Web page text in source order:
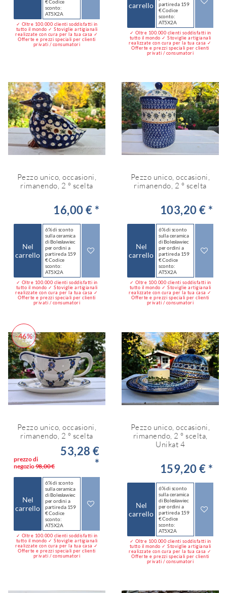
€ Codice
sconto:
AT5X2A
✓ Oltre 100.000 clienti soddisfatti in
tutto il mondo ✓ Stoviglie artigianali
realizzate con cura per la tua casa ✓
Offerte e prezzi speciali per clienti
privati / consumatori
carrello
partire da 159
€ Codice
sconto:
AT5X2A
✓ Oltre 100.000 clienti soddisfatti in
tutto il mondo ✓ Stoviglie artigianali
realizzate con cura per la tua casa ✓
Offerte e prezzi speciali per clienti
privati / consumatori
Pezzo unico, occasioni,
rimanendo, 2 ° scelta
16,00 € *
Nel
carrello
6% di sconto
sulla ceramica
di Bolesławiec
per ordini a
partire da 159
€ Codice
sconto:
AT5X2A
✓ Oltre 100.000 clienti soddisfatti in
tutto il mondo ✓ Stoviglie artigianali
realizzate con cura per la tua casa ✓
Offerte e prezzi speciali per clienti
privati / consumatori
Pezzo unico, occasioni,
rimanendo, 2 ° scelta
103,20 € *
Nel
carrello
6% di sconto
sulla ceramica
di Bolesławiec
per ordini a
partire da 159
€ Codice
sconto:
AT5X2A
✓ Oltre 100.000 clienti soddisfatti in
tutto il mondo ✓ Stoviglie artigianali
realizzate con cura per la tua casa ✓
Offerte e prezzi speciali per clienti
privati / consumatori
-46%
Pezzo unico, occasioni,
rimanendo, 2 ° scelta
prezzo di
negozio98,00 €
53,28 €
*
Nel
carrello
6% di sconto
sulla ceramica
di Bolesławiec
per ordini a
partire da 159
€ Codice
sconto:
AT5X2A
✓ Oltre 100.000 clienti soddisfatti in
tutto il mondo ✓ Stoviglie artigianali
realizzate con cura per la tua casa ✓
Offerte e prezzi speciali per clienti
privati / consumatori
Pezzo unico, occasioni,
rimanendo, 2 ° scelta,
Unikat 4
159,20 € *
Nel
carrello
6% di sconto
sulla ceramica
di Bolesławiec
per ordini a
partire da 159
€ Codice
sconto:
AT5X2A
✓ Oltre 100.000 clienti soddisfatti in
tutto il mondo ✓ Stoviglie artigianali
realizzate con cura per la tua casa ✓
Offerte e prezzi speciali per clienti
privati / consumatori